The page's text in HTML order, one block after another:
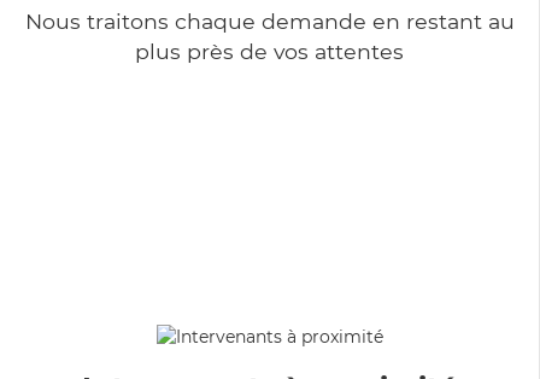
Nous traitons chaque demande en restant au
plus près de vos attentes